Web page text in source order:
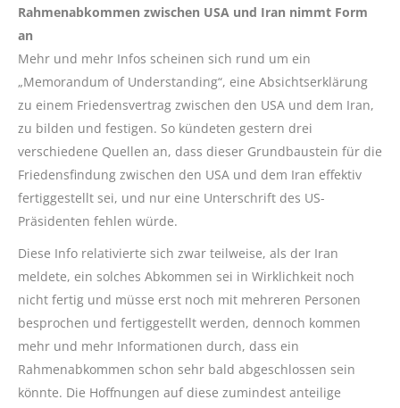
Rahmenabkommen zwischen USA und Iran nimmt Form
an
Mehr und mehr Infos scheinen sich rund um ein
„Memorandum of Understanding“, eine Absichtserklärung
zu einem Friedensvertrag zwischen den USA und dem Iran,
zu bilden und festigen. So kündeten gestern drei
verschiedene Quellen an, dass dieser Grundbaustein für die
Friedensfindung zwischen den USA und dem Iran effektiv
fertiggestellt sei, und nur eine Unterschrift des US-
Präsidenten fehlen würde.
Diese Info relativierte sich zwar teilweise, als der Iran
meldete, ein solches Abkommen sei in Wirklichkeit noch
nicht fertig und müsse erst noch mit mehreren Personen
besprochen und fertiggestellt werden, dennoch kommen
mehr und mehr Informationen durch, dass ein
Rahmenabkommen schon sehr bald abgeschlossen sein
könnte. Die Hoffnungen auf diese zumindest anteilige